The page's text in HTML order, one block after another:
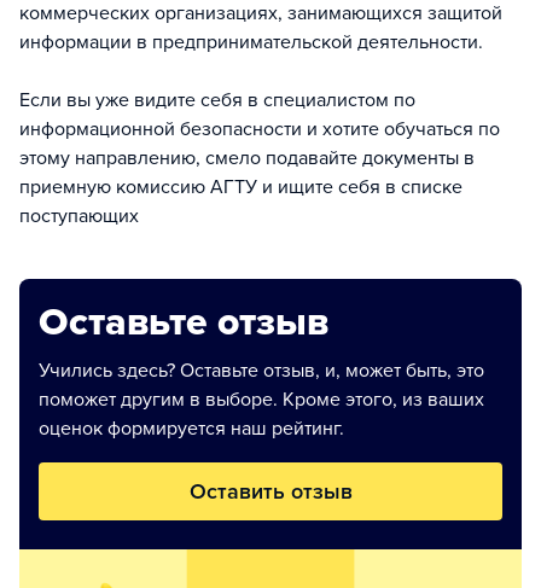
коммерческих организациях, занимающихся защитой
информации в предпринимательской деятельности.
Если вы уже видите себя в специалистом по
информационной безопасности и хотите обучаться по
этому направлению, смело подавайте документы в
приемную комиссию АГТУ и ищите себя в списке
поступающих
Оставьте отзыв
Учились здесь? Оставьте отзыв, и, может быть, это
поможет другим в выборе. Кроме этого, из ваших
оценок формируется наш рейтинг.
Оставить отзыв